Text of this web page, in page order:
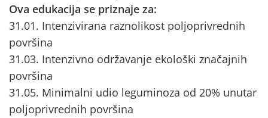
Ova edukacija se priznaje za:
31.01. Intenzivirana raznolikost poljoprivrednih
površina
31.03. Intenzivno održavanje ekološki značajnih
površina
31.05. Minimalni udio leguminoza od 20% unutar
poljoprivrednih površina